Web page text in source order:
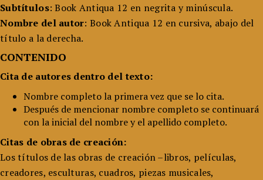
Subtítulos: Book Antiqua 12 en negrita y minúscula.
Nombre del autor: Book Antiqua 12 en cursiva, abajo del
título a la derecha.
CONTENIDO
Cita de autores dentro del texto:
Nombre completo la primera vez que se lo cita.
Después de mencionar nombre completo se continuará
con la inicial del nombre y el apellido completo.
Citas de obras de creación:
Los títulos de las obras de creación –libros, películas,
creadores, esculturas, cuadros, piezas musicales,